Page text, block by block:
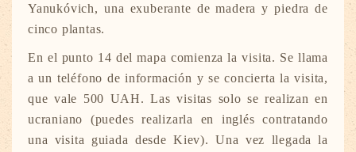
Yanukóvich, una exuberante de madera y piedra de
cinco plantas.
En el punto 14 del mapa comienza la visita. Se llama
a un teléfono de información y se concierta la visita,
que vale 500 UAH. Las visitas solo se realizan en
ucraniano (puedes realizarla en inglés contratando
una visita guiada desde Kiev). Una vez llegada la